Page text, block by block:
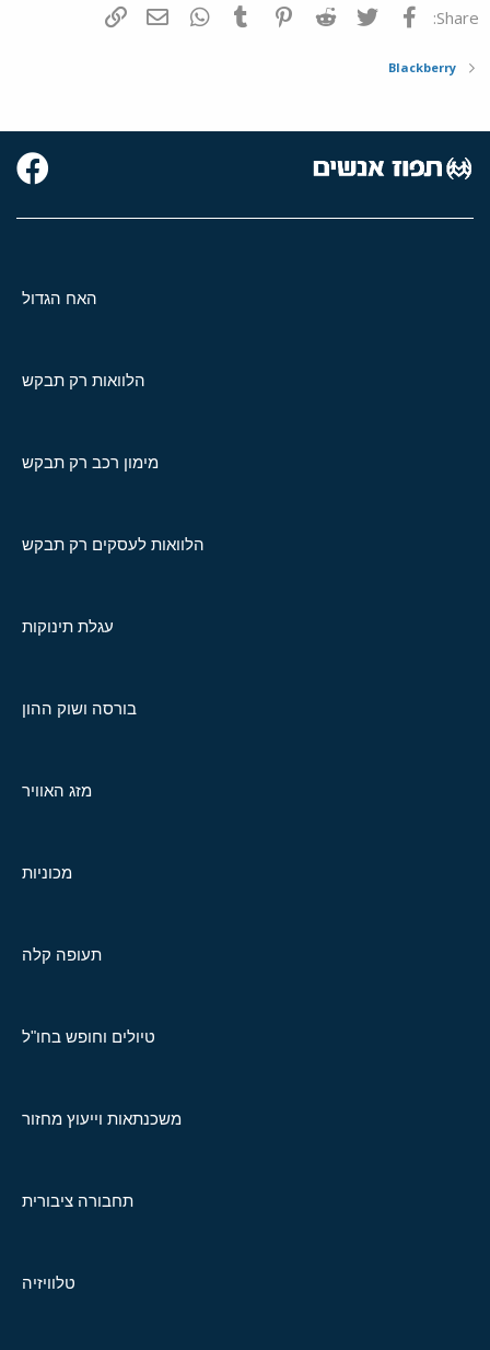
Share: פייסבוק Twitter
Reddit
Pinterest
Tumblr
WhatsAppדואר אלקטרוני
Blackberry
האח הגדול
הלוואות רק תבקש
מימון רכב רק תבקש
הלוואות לעסקים רק תבקש
עגלת תינוקות
בורסה ושוק ההון
מזג האוויר
מכוניות
תעופה קלה
טיולים וחופש בחו"ל
משכנתאות וייעוץ מחזור
תחבורה ציבורית
טלוויזיה